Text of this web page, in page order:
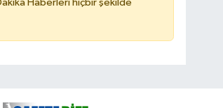
Haberleri hiçbir şekilde